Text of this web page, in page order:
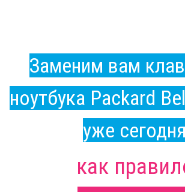
Заменим вам
ноутбука Packard
уже сегодня
как